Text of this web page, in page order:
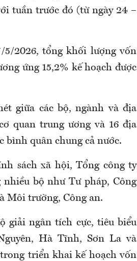
tuần trước đó (từ ngày 24 –
5/2026, tổngkhối lượng vốn
ứng 15,2% kế hoạch được
giữa các bộ, ngành và địa
quan trung ương và 16 địa
bình quân chung cả nước.
sách xã hội, Tổng công ty
bộ như Tư pháp, Công
Môi trường, Công an.
giải ngân tích cực, tiêu biểu
Hà Tĩnh, Sơn La và
triển khai kế hoạch vốn